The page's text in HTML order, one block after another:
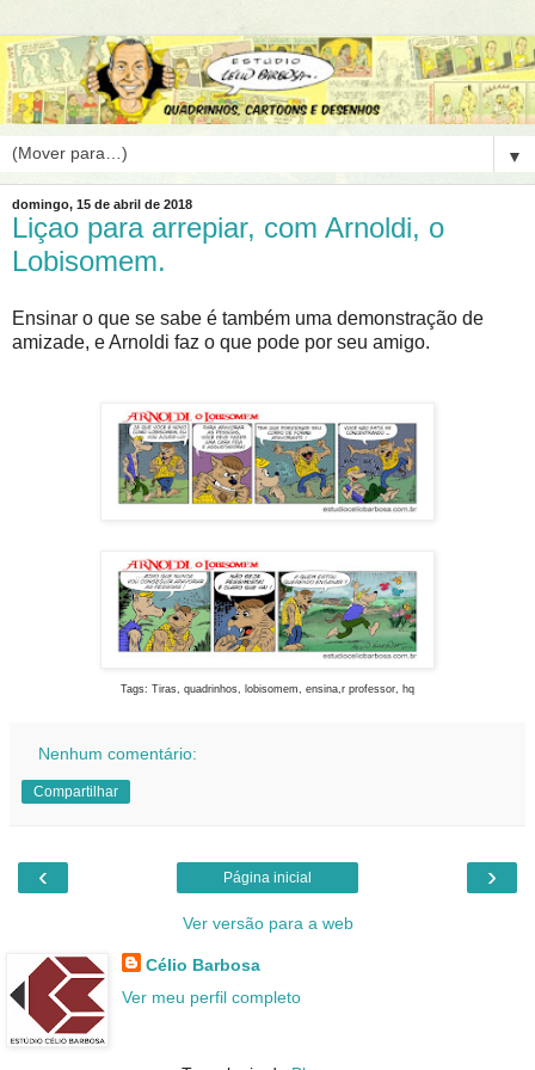
▼
domingo, 15 de abril de 2018
Liçao para arrepiar, com Arnoldi, o
Lobisomem.
Ensinar o que se sabe é também uma demonstração de
amizade, e Arnoldi faz o que pode por seu amigo.
Tags: Tiras, quadrinhos, lobisomem, ensina,r professor, hq
Nenhum comentário:
Compartilhar
‹ ›
Página inicial
Ver versão para a web
Célio Barbosa
Ver meu perfil completo